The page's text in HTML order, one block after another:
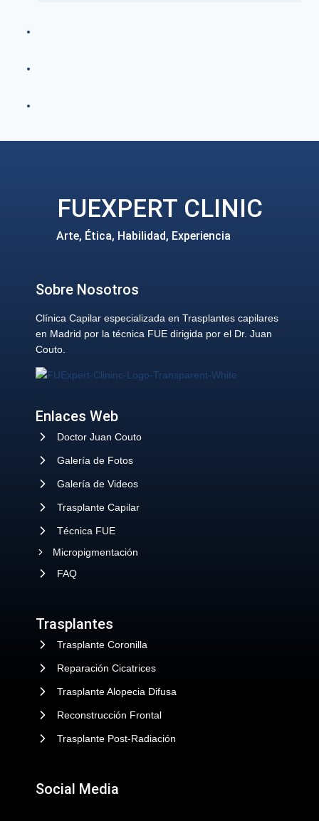
FUEXPERT CLINIC
Arte, Ética, Habilidad, Experiencia
Sobre Nosotros
Clínica Capilar especializada en Trasplantes capilares
en Madrid por la técnica FUE dirigida por el Dr. Juan
Couto.
Enlaces Web
Doctor Juan Couto
Galería de Fotos
Galería de Videos
Trasplante Capilar
Técnica FUE
Micropigmentación
FAQ
Trasplantes
Trasplante Coronilla
Reparación Cicatrices
Trasplante Alopecia Difusa
Reconstrucción Frontal
Trasplante Post-Radiación
Social Media